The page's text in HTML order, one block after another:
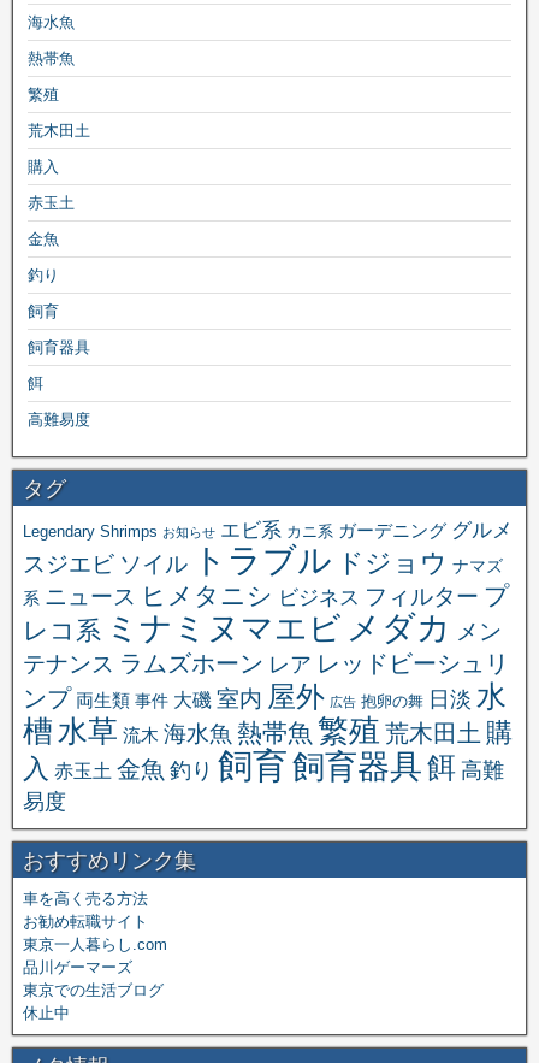
海水魚
熱帯魚
繁殖
荒木田土
購入
赤玉土
金魚
釣り
飼育
飼育器具
餌
高難易度
タグ
Legendary Shrimps お知らせ エビ系 カニ系 ガーデニング グルメ
スジエビ ソイル トラブル ドジョウ ナマズ
系 ニュース ヒメタニシ ビジネス フィルター プ
レコ系 ミナミヌマエビ メダカ
メン
テナンス ラムズホーン レア レッドビーシュリ
ンプ 両生類 事件 大磯 室内 屋外 広告 抱卵の舞 日淡 水
槽 水草 流木 海水魚 熱帯魚 繁殖 荒木田土 購
入 赤玉土 金魚 釣り 飼育飼育器具餌 高難
易度
おすすめリンク集
車を高く売る方法
お勧め転職サイト
東京一人暮らし.com
品川ゲーマーズ
東京での生活ブログ
休止中